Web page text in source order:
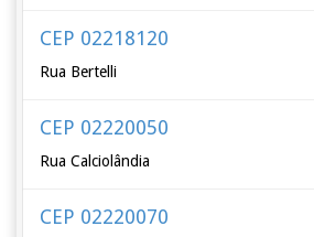
CEP 02218120
Rua Bertelli
CEP 02220050
Rua Calciolândia
CEP 02220070